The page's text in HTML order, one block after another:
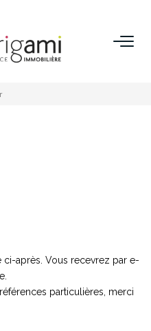
Choisir ?
après. Vous recevrez par e-
particulières, merci